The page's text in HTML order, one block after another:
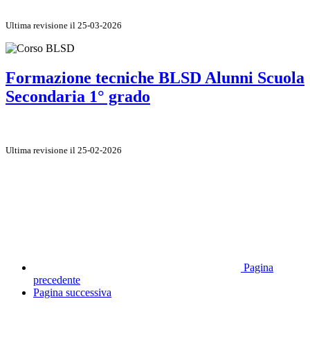
Ultima revisione il 25-03-2026
Formazione tecniche BLSD Alunni Scuola
Secondaria 1° grado
Ultima revisione il 25-02-2026
Pagina
precedente
Pagina successiva